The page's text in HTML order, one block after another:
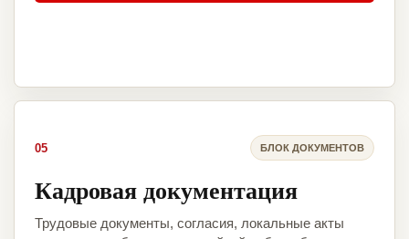
05 БЛОК ДОКУМЕНТОВ
Кадровая документация
Трудовые документы, согласия, локальные акты